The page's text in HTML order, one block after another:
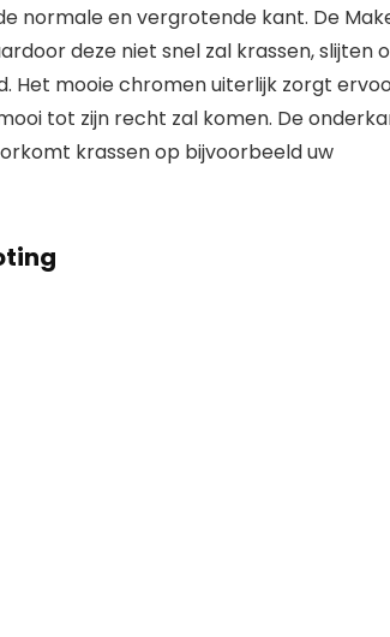
normale en vergrotende kant. De
deze niet snel zal krassen, slijten
Het mooie chromen uiterlijk zorgt
tot zijn recht zal komen. De
krassen op bijvoorbeeld uw